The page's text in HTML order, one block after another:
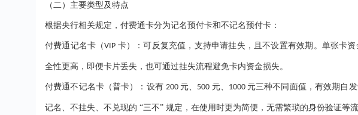
（二）主要类型及特点
根据央行相关规定，付费通卡分为记名预付卡和不记名预付卡：
付费通记名卡（VIP 卡）：可反复充值，支持申请挂失，且不设置有效期。单张卡
全性更高，即便卡片丢失，也可通过挂失流程避免卡内资金损失。
付费通不记名卡（普卡）：设有 200 元、 500 元、 1000 元三种不同面值，有效期自
记名、不挂失、不兑现的 “三不” 规定，在使用时更为简便，无需繁琐的身份验证等